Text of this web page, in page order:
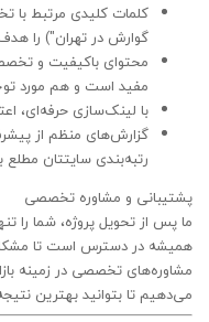
کلمات کلیدی مرتبط
گوارش در تهران") را
محتوای باکیفیت و
مفید است و هم مورد
با لینک‌سازی حرفه‌ای،
گزارش‌های منظم از
رتبه‌بندی سایتتان مطلع
پشتیبانی و مشاوره تخصصی
ما پس از تحویل پروژه، شما را
همیشه در دسترس است تا
مشاوره‌های تخصصی در زمینه
می‌دهیم تا بتوانید بهترین